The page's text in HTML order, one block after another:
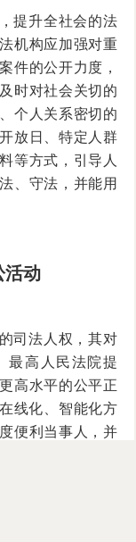
提升全社会的法
机构应加强对重
件的公开力度，
时对社会关切的
个人关系密切的
放日、特定人群
等方式，引导人
、守法，并能用
活动
司法人权，其对
最高人民法院提
高水平的公平正
线化、智能化方
便利当事人，并